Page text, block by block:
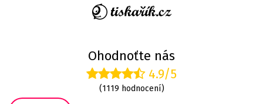
Ohodnoťte nás
4.9/5
(1119 hodnocení)